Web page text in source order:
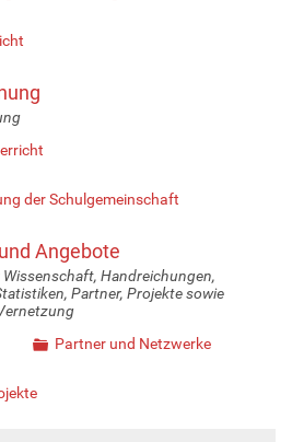
der Schulgemeinschaft
Angebote
Handreichungen,
Partner, Projekte sowie
Partner und Netzwerke